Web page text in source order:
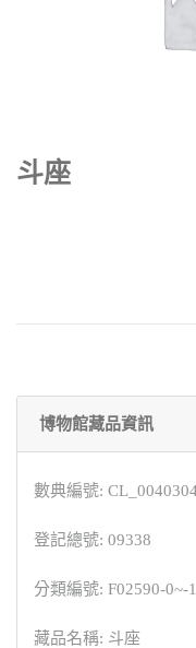
斗座
博物館藏品資訊
數典編號:
登記總號: 09338
分類編號: F02590-0~-1
藏品名稱: 斗座